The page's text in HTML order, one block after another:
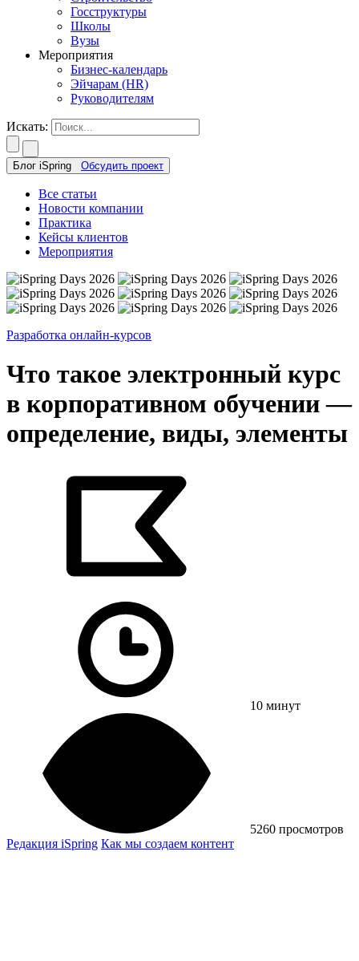
Госструктуры
Школы
Вузы
Мероприятия
Бизнес-календарь
Эйчарам (HR)
Руководителям
Искать:
Блог iSpring Обсудить проект
Все статьи
Новости компании
Практика
Кейсы клиентов
Мероприятия
Разработка онлайн-курсов
Что такое электронный курс
в корпоративном обучении —
определение, виды, элементы
10 минут
5260 просмотров
Редакция iSpring Как мы создаем контент